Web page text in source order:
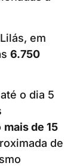
em
6.750
o dia 5
mais de 15
de